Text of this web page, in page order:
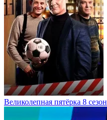
Великолепная пятёрка 8 сезон